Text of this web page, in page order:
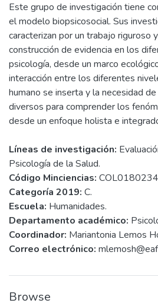
Este grupo de investigación tiene
el modelo biopsicosocial. Sus
caracterizan por un trabajo riguroso
construcción de evidencia en los
psicología, desde un marco
interacción entre los diferentes
humano se inserta y la necesidad
diversos para comprender los
desde un enfoque holista e
Líneas de investigación:
Psicología de la Salud.
Código Minciencias:
Categoría 2019: C.
Escuela: Humanidades.
Departamento académico:
Coordinador: Mariantonia Lemos
Correo electrónico:
Browse